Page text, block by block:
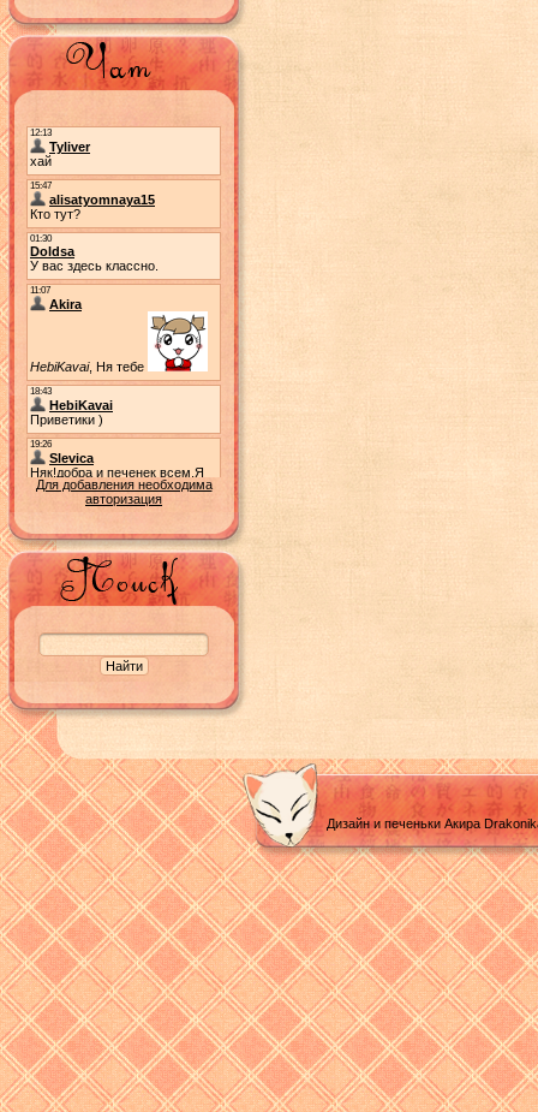
Для добавления необходима
авторизация
Дизайн и печеньки Акира